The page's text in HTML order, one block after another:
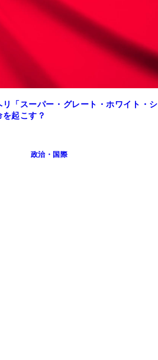
「スーパー・グレート・ホワイト・シ
起こす？
政治・国際